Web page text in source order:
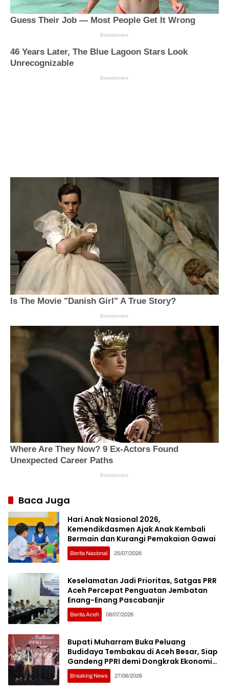
Baca Juga
Hari Anak Nasional 2026,
Kemendikdasmen Ajak Anak Kembali
Bermain dan Kurangi Pemakaian Gawai
Berita Nasional 25/07/2026
Keselamatan Jadi Prioritas, Satgas PRR
Aceh Percepat Penguatan Jembatan
Enang-Enang Pascabanjir
Berita Aceh 08/07/2026
Bupati Muharram Buka Peluang
Budidaya Tembakau di Aceh Besar, Siap
Gandeng PPRI demi Dongkrak Ekonomi
Petani
Breaking News 27/06/2026